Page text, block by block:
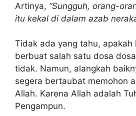
Artinya, “Sungguh, orang-
itu kekal di dalam azab
Tidak ada yang tahu, apakah
berbuat salah satu dosa
tidak. Namun, alangkah
segera bertaubat memohon
Allah. Karena Allah adalah
Pengampun.